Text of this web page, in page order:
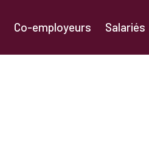
Co-employeurs Salariés